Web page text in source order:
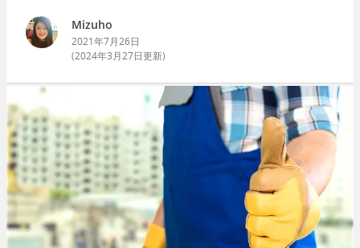
Mizuho
2021年7月26日
(2024年3月27日更新)